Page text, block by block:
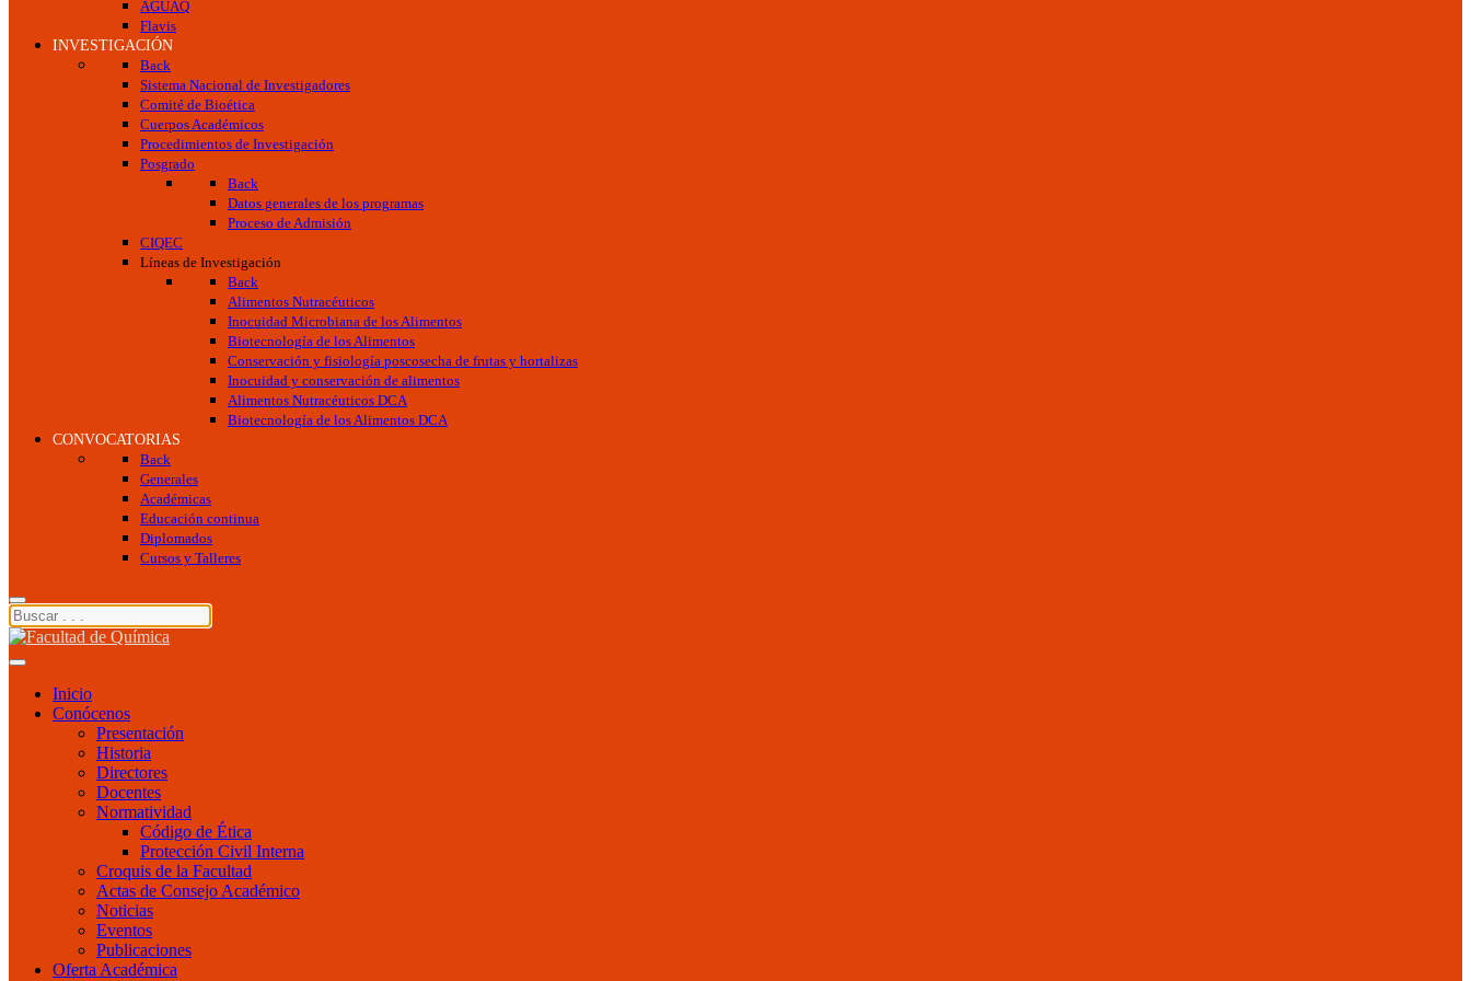
AGUAQ
Flavis
INVESTIGACIÓN
Back
Sistema Nacional de Investigadores
Comité de Bioética
Cuerpos Académicos
Procedimientos de Investigación
Posgrado
Back
Datos generales de los programas
Proceso de Admisión
CIQEC
Líneas de Investigación
Back
Alimentos Nutracéuticos
Inocuidad Microbiana de los Alimentos
Biotecnología de los Alimentos
Conservación y fisiología poscosecha de frutas y hortalizas
Inocuidad y conservación de alimentos
Alimentos Nutracéuticos DCA
Biotecnología de los Alimentos DCA
CONVOCATORIAS
Back
Generales
Académicas
Educación continua
Diplomados
Cursos y Talleres
Inicio
Conócenos
Presentación
Historia
Directores
Docentes
Normatividad
Código de Ética
Protección Civil Interna
Croquis de la Facultad
Actas de Consejo Académico
Noticias
Eventos
Publicaciones
Oferta Académica